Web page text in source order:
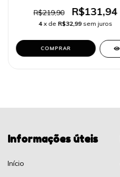
R$219,90 R$131,94
4 x de R$32,99 sem juros
COMPRAR
Informações úteis
Início